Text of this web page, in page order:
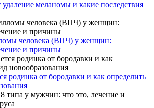
меланомы и какие последствия
человека (ВПЧ) у женщин:
и причины
родинка от бородавки и как определить